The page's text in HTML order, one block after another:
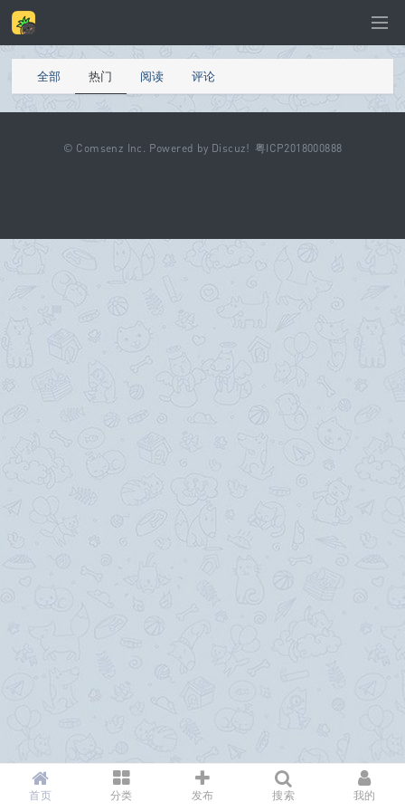
全部 热门 阅读 评论
首页 分类 发布 搜索 我的
© Comsenz Inc. Powered by Discuz! 粤ICP2018000888